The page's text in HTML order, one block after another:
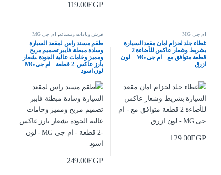
119.00EGP
ام جى MG
غطاء جلد لحزام امان مقعد السيارة
بشريط وشعار عاكس للأضاءة 2
قطعة متوافق مع – ام جى MG – لون
ازرق
129.00EGP
فرش وبادات ومساند ام جى MG
طقم مسند راس لمقعد السيارة
وسادة مبطنة فايبر تصميم مريح
ومميز وخامات عالية الجودة بشعار
بارز عاكس -2 قطعة – ام جى MG –
لون اسود
249.00EGP